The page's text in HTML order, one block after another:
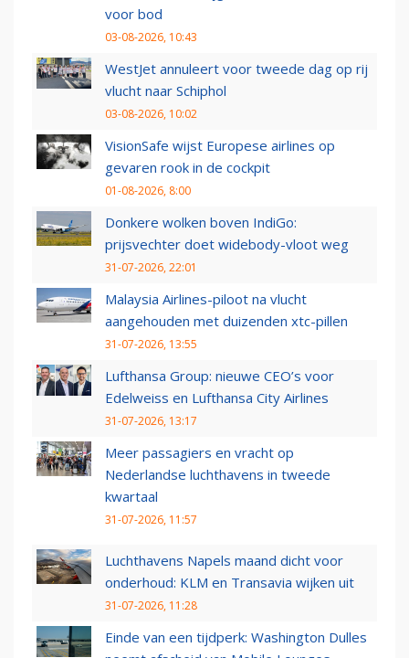
voor bod
03-08-2026, 10:43
WestJet annuleert voor tweede dag op rij
vlucht naar Schiphol
03-08-2026, 10:02
VisionSafe wijst Europese airlines op
gevaren rook in de cockpit
01-08-2026, 8:00
Donkere wolken boven IndiGo:
prijsvechter doet widebody-vloot weg
31-07-2026, 22:01
Malaysia Airlines-piloot na vlucht
aangehouden met duizenden xtc-pillen
31-07-2026, 13:55
Lufthansa Group: nieuwe CEO’s voor
Edelweiss en Lufthansa City Airlines
31-07-2026, 13:17
Meer passagiers en vracht op
Nederlandse luchthavens in tweede
kwartaal
31-07-2026, 11:57
Luchthavens Napels maand dicht voor
onderhoud: KLM en Transavia wijken uit
31-07-2026, 11:28
Einde van een tijdperk: Washington Dulles